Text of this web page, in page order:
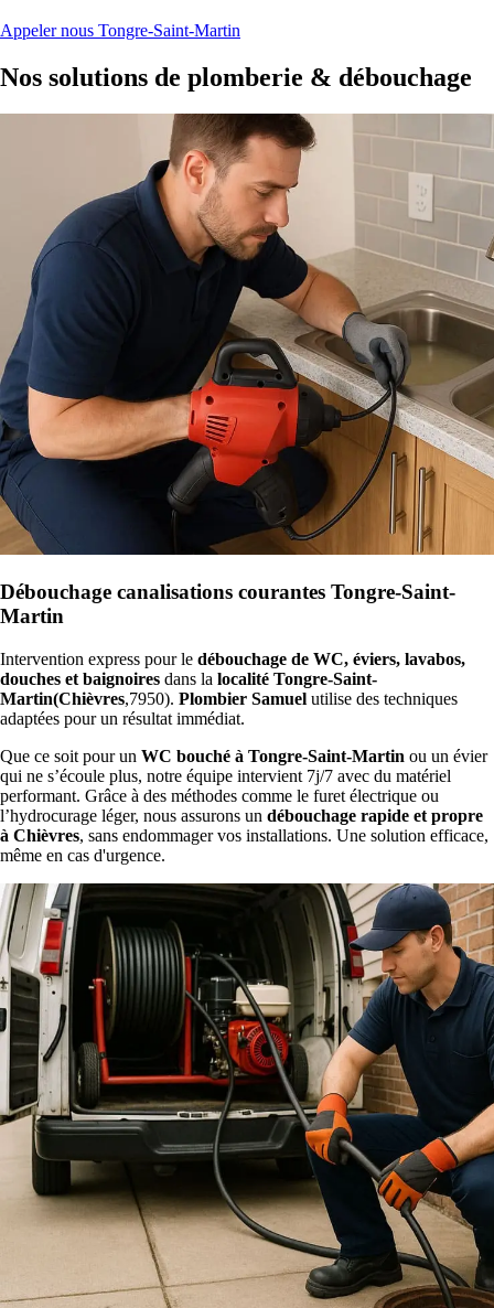
Appeler nous Tongre-Saint-Martin
Nos solutions de plomberie & débouchage
Débouchage canalisations courantes Tongre-Saint-
Martin
Intervention express pour le débouchage de WC, éviers, lavabos,
douches et baignoires dans la localité Tongre-Saint-
Martin(Chièvres,7950). Plombier Samuel utilise des techniques
adaptées pour un résultat immédiat.
Que ce soit pour un WC bouché à Tongre-Saint-Martin ou un évier
qui ne s’écoule plus, notre équipe intervient 7j/7 avec du matériel
performant. Grâce à des méthodes comme le furet électrique ou
l’hydrocurage léger, nous assurons un débouchage rapide et propre
à Chièvres, sans endommager vos installations. Une solution efficace,
même en cas d'urgence.